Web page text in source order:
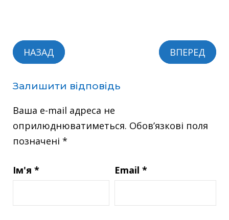
НАЗАД ВПЕРЕД
Залишити відповідь
Ваша e-mail адреса не
оприлюднюватиметься. Обов’язкові поля
позначені *
Ім'я * Email *